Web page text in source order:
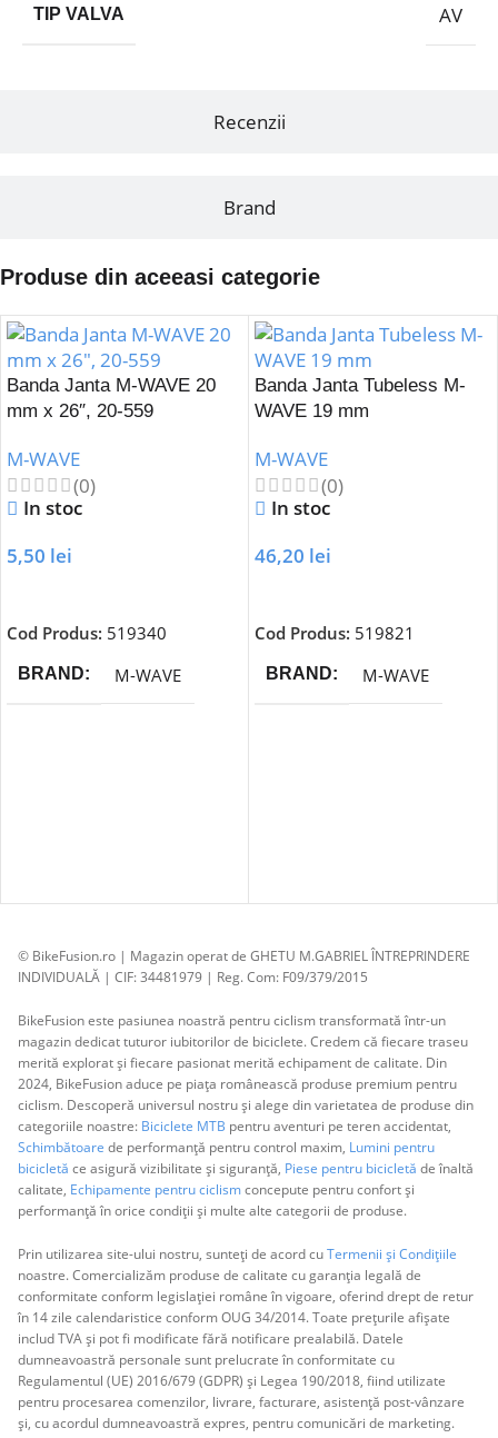
Recenzii
Brand
TIP VALVA AV
Produse din aceeasi categorie
Banda Janta M-WAVE 20
mm x 26″, 20-559
M-WAVE
(0)
In stoc
5,50 lei
Cod Produs: 519340
BRAND M-WAVE
Banda Janta Tubeless M-
WAVE 19 mm
M-WAVE
(0)
In stoc
46,20 lei
Cod Produs: 519821
BRAND M-WAVE
© BikeFusion.ro | Magazin operat de GHETU M.GABRIEL ÎNTREPRINDERE
INDIVIDUALĂ | CIF: 34481979 | Reg. Com: F09/379/2015
BikeFusion este pasiunea noastră pentru ciclism transformată într-un
magazin dedicat tuturor iubitorilor de biciclete. Credem că fiecare traseu
merită explorat și fiecare pasionat merită echipament de calitate. Din
2024, BikeFusion aduce pe piața românească produse premium pentru
ciclism. Descoperă universul nostru și alege din varietatea de produse din
categoriile noastre: Biciclete MTB pentru aventuri pe teren accidentat,
Schimbătoare de performanță pentru control maxim, Lumini pentru
bicicletă ce asigură vizibilitate și siguranță, Piese pentru bicicletă de înaltă
calitate, Echipamente pentru ciclismconcepute pentru confort și
performanță în orice condiții și multe alte categorii de produse.
Prin utilizarea site-ului nostru, sunteți de acord cuTermenii și Condițiile
noastre. Comercializăm produse de calitate cu garanția legală de
conformitate conform legislației române în vigoare, oferind drept de retur
în 14 zile calendaristice conform OUG 34/2014. Toate prețurile afișate
includ TVA și pot fi modificate fără notificare prealabilă. Datele
dumneavoastră personale sunt prelucrate în conformitate cu
Regulamentul (UE) 2016/679 (GDPR) și Legea 190/2018, fiind utilizate
pentru procesarea comenzilor, livrare, facturare, asistență post-vânzare
și, cu acordul dumneavoastră expres, pentru comunicări de marketing.